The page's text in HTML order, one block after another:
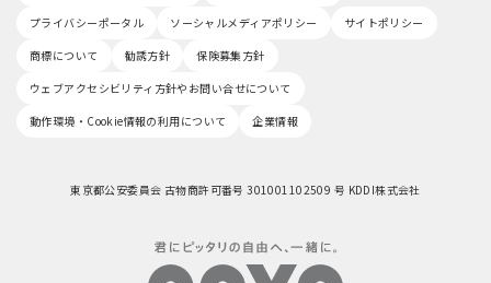
プライバシーポータル
ソーシャルメディアポリシー
サイトポリシー
商標について
勧誘方針
保険募集方針
ウェブアクセシビリティ方針やお問い合せについて
動作環境・Cookie情報の利用について
企業情報
東京都公安委員会 古物商許可番号 301001102509 号 KDDI株式会社